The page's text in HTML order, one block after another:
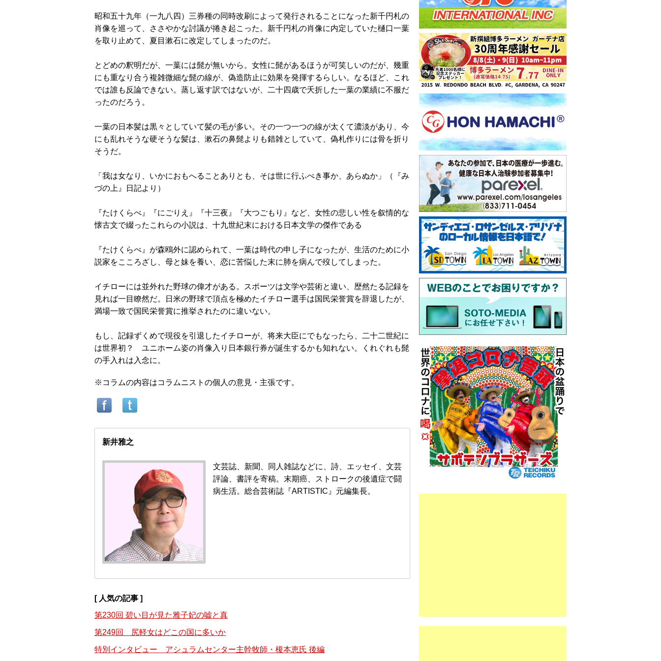
昭和五十九年（一九八四）三券種の同時改刷によって発行されることになった新千円札の
肖像を巡って、ささやかな討議が捲き起こった。新千円札の肖像に内定していた樋口一葉
を取り止めて、夏目漱石に改定してしまったのだ。
とどめの釈明だが、一葉には髭が無いから。女性に髭があるほうが可笑しいのだが、幾重
にも重なり合う複雑微細な髭の線が、偽造防止に効果を発揮するらしい。なるほど、これ
では誰も反論できない。蒸し返す訳ではないが、二十四歳で夭折した一葉の業績に不服だ
ったのだろう。
一葉の日本髪は黒々としていて髪の毛が多い。その一つ一つの線が太くて濃淡があり、今
にも乱れそうな硬そうな髪は、漱石の鼻髭よりも錯雑としていて、偽札作りには骨を折り
そうだ。
「我は女なり、いかにおもへることありとも、そは世に行ふべき事か、あらぬか」（『み
づの上』日記より）
『たけくらべ』『にごりえ』『十三夜』『大つごもり』など、女性の悲しい性を叙情的な
懐古文で綴ったこれらの小説は、十九世紀末における日本文学の傑作である
『たけくらべ』が森鴎外に認められて、一葉は時代の申し子になったが、生活のために小
説家をこころざし、母と妹を養い、恋に苦悩した末に肺を病んで歿してしまった。
イチローには並外れた野球の偉才がある。スポーツは文学や芸術と違い、歴然たる記録を
見れば一目瞭然だ。日米の野球で頂点を極めたイチロー選手は国民栄誉賞を辞退したが、
満場一致で国民栄誉賞に推挙されたのに違いない。
もし、記録ずくめで現役を引退したイチローが、将来大臣にでもなったら、二十二世紀に
は世界初？ ユニホーム姿の肖像入り日本銀行券が誕生するかも知れない。くれぐれも髭
の手入れは入念に。
※コラムの内容はコラムニストの個人の意見・主張です。
新井雅之
文芸誌、新聞、同人雑誌などに、詩、エッセイ、文芸
評論、書評を寄稿。末期癌、ストロークの後遺症で闘
病生活。総合芸術誌『ARTISTIC』元編集長。
[ 人気の記事 ]
第230回 碧い目が見た雅子妃の嘘と真
第249回 尻軽女はどこの国に多いか
特別インタビュー アシュラムセンター主幹牧師・榎本恵氏 後編